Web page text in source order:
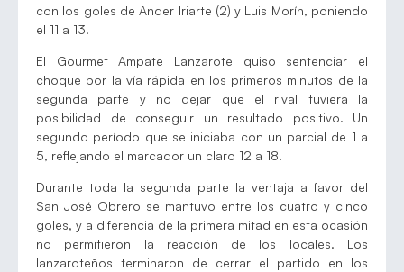
con los goles de Ander Iriarte (2) y Luis Morín, poniendo
el 11 a 13.
El Gourmet Ampate Lanzarote quiso sentenciar el
choque por la vía rápida en los primeros minutos de la
segunda parte y no dejar que el rival tuviera la
posibilidad de conseguir un resultado positivo. Un
segundo período que se iniciaba con un parcial de 1 a
5, reflejando el marcador un claro 12 a 18.
Durante toda la segunda parte la ventaja a favor del
San José Obrero se mantuvo entre los cuatro y cinco
goles, y a diferencia de la primera mitad en esta ocasión
no permitieron la reacción de los locales. Los
lanzaroteños terminaron de cerrar el partido en los